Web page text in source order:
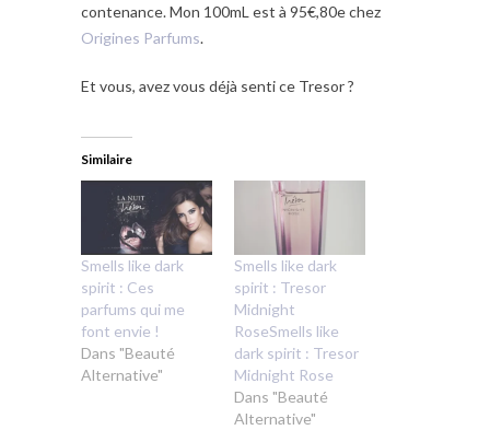
contenance. Mon 100mL est à 95€,80e chez
Origines Parfums.
Et vous, avez vous déjà senti ce Tresor ?
Similaire
Smells like dark
spirit : Ces
parfums qui me
font envie !
Dans "Beauté
Alternative"
Smells like dark
spirit : Tresor
Midnight
RoseSmells like
dark spirit : Tresor
Midnight Rose
Dans "Beauté
Alternative"